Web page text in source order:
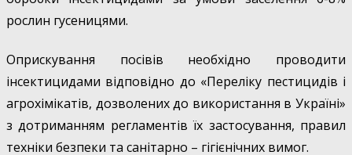
рослин гусеницями.
Оприскування посівів необхідно проводити
інсектицидами відповідно до «Переліку пестицидів і
агрохімікатів, дозволених до використання в Україні»
з дотриманням регламентів їх застосування, правил
техніки безпеки та санітарно – гігієнічних вимог.